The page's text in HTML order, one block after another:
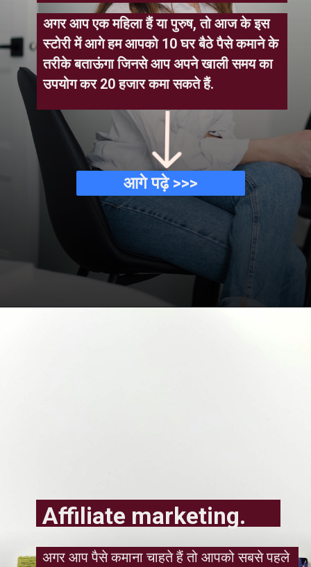
आगे पढ़े >>>
अगर आप एक महिला हैं या पुरुष, तो आज के इस
स्टोरी में आगे हम आपको 10 घर बैठे पैसे कमाने के
तरीके बताऊंगा जिनसे आप अपने खाली समय का
उपयोग कर 20 हजार कमा सकते हैं.
अगर आप पैसे कमाना चाहते हैं तो आपको सबसे पहले
Affiliate marketing.